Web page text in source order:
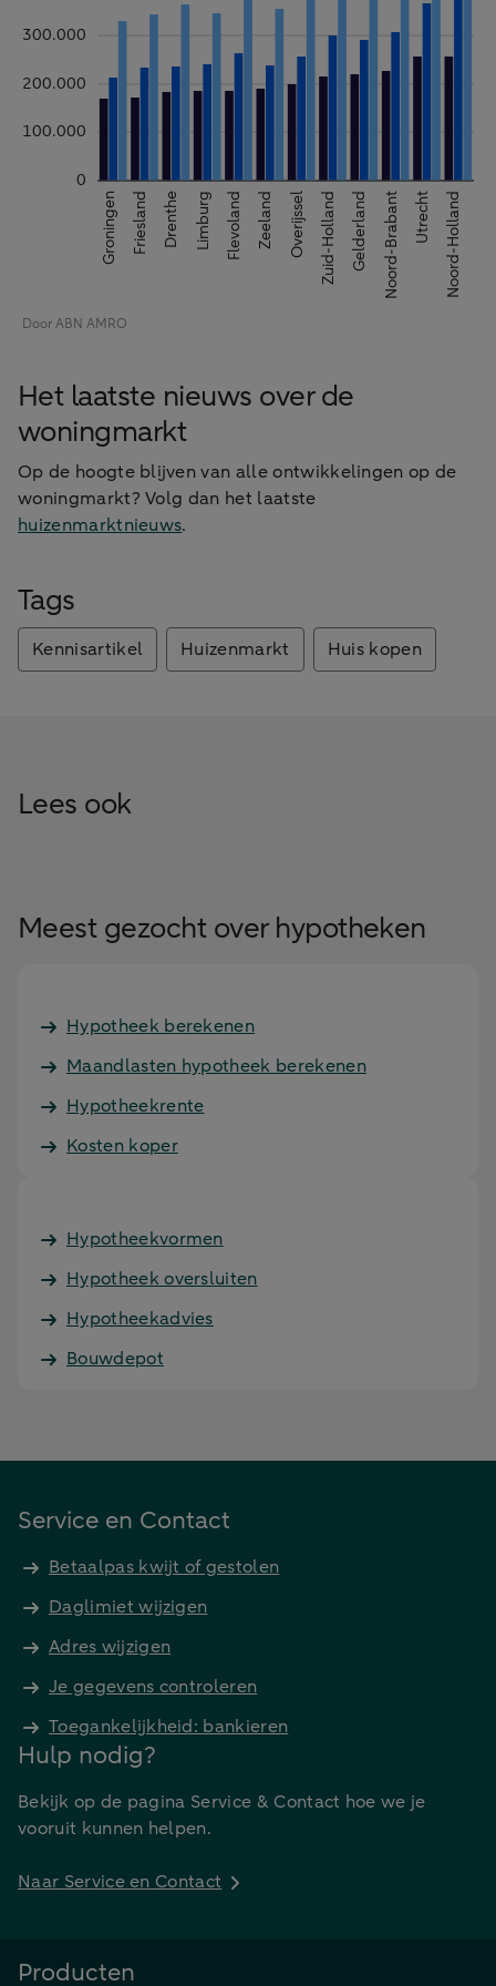
Het laatste nieuws over de
woningmarkt
Op de hoogte blijven van alle ontwikkelingen op de
woningmarkt? Volg dan het laatste
huizenmarktnieuws.
Tags
Kennisartikel Huizenmarkt Huis kopen
Lees ook
Meest gezocht over hypotheken
Hypotheek berekenen
Maandlasten hypotheek berekenen
Hypotheekrente
Kosten koper
Hypotheekvormen
Hypotheek oversluiten
Hypotheekadvies
Bouwdepot
Service en Contact
Betaalpas kwijt of gestolen
Daglimiet wijzigen
Adres wijzigen
Je gegevens controleren
Toegankelijkheid: bankieren
Hulp nodig?
Bekijk op de pagina Service & Contact hoe we je
vooruit kunnen helpen.
Naar Service en Contact
Producten